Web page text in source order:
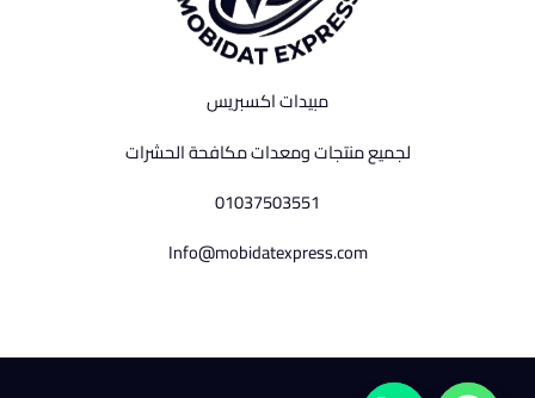
مبيدات اكسبريس
لجميع منتجات ومعدات مكافحة الحشرات
01037503551
Info@mobidatexpress.com